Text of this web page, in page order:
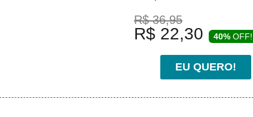
R$ 36,95
R$ 22,30 40% OFF!
EU QUERO!